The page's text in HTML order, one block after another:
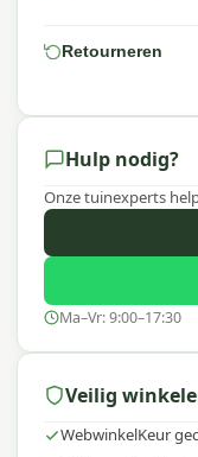
Retourneren
Hulp nodig?
Onze tuinexperts
Ma–Vr: 9:00–17:30
Veilig
WebwinkelKeur